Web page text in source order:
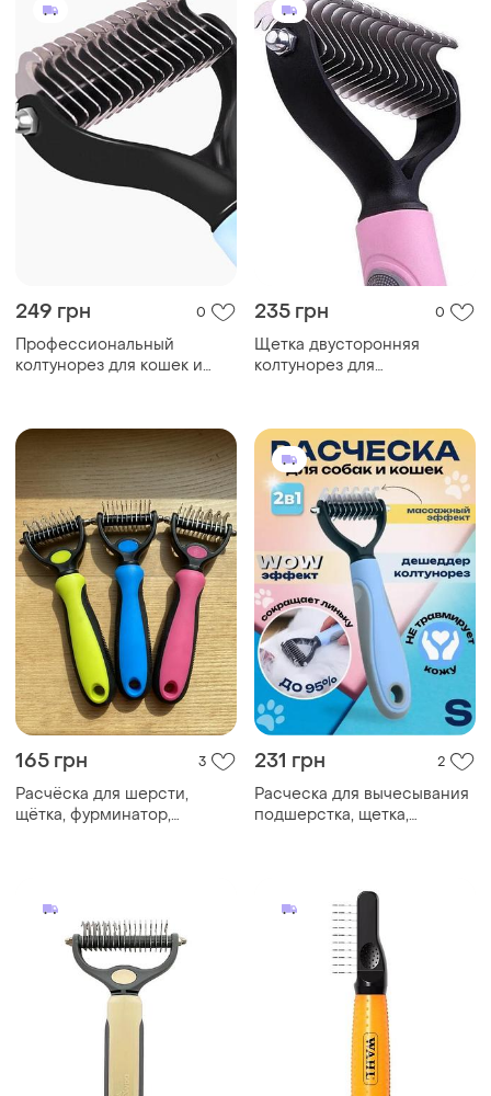
249 грн 0
Профессиональный
колтунорез для кошек и
235 грн 0
Щетка двусторонняя
колтунорез для
165 грн 3
Расчёска для шерсти,
щётка, фурминатор,
231 грн 2
Расческа для вычесывания
подшерстка, щетка,